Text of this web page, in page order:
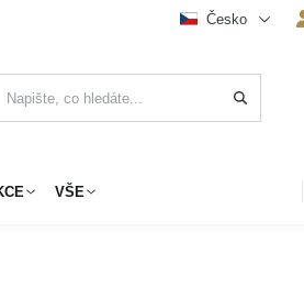
Česko
VŠE